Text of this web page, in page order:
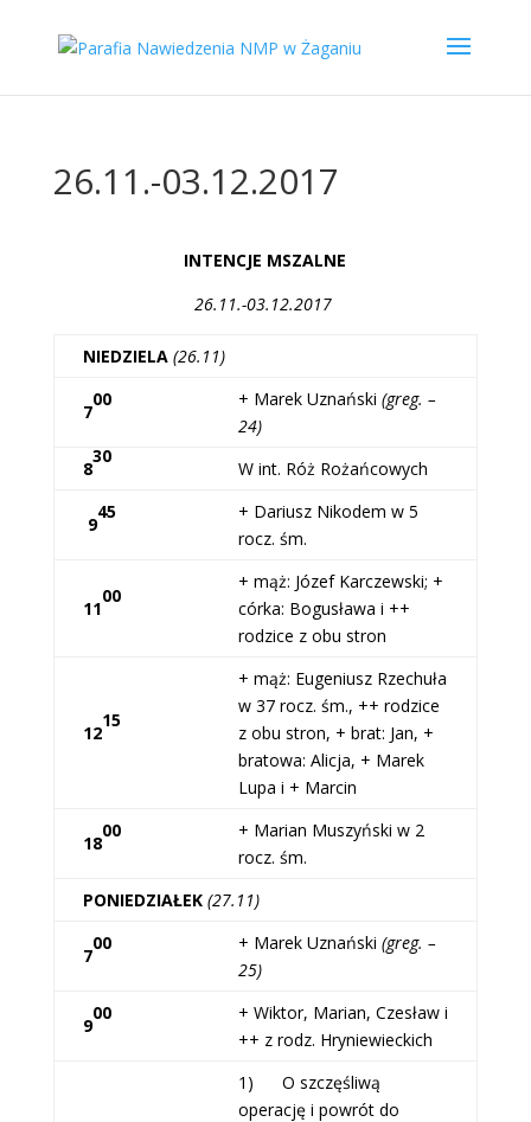
26.11.-03.12.2017
INTENCJE MSZALNE
26.11.-03.12.2017
NIEDZIELA (26.11)
7
00 + Marek Uznański (greg. –
24)
8
30
W int. Róż Rożańcowych
9
45
+ Dariusz Nikodem w 5
rocz. śm.
11
00
+ mąż: Józef Karczewski; +
córka: Bogusława i ++
rodzice z obu stron
12
15
+ mąż: Eugeniusz Rzechuła
w 37 rocz. śm., ++ rodzice
z obu stron, + brat: Jan, +
bratowa: Alicja, + Marek
Lupa i + Marcin
18
00
+ Marian Muszyński w 2
rocz. śm.
PONIEDZIAŁEK (27.11)
7
00 + Marek Uznański (greg. –
25)
9
00
+ Wiktor, Marian, Czesław i
++ z rodz. Hryniewieckich
1) O szczęśliwą
operację i powrót do